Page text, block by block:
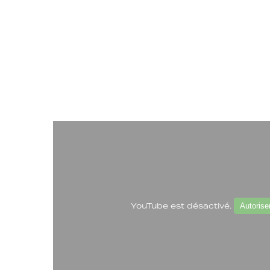
YouTube est désactivé.